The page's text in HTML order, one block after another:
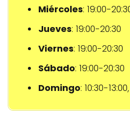
Miércoles: 19:00-
Jueves: 19:00-20:30
Viernes: 19:00-20:30
Sábado: 19:00-20:30
Domingo: 10:30-